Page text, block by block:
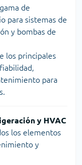
de
para sistemas de
y bombas de
los principales
para
y HVAC
los elementos
y